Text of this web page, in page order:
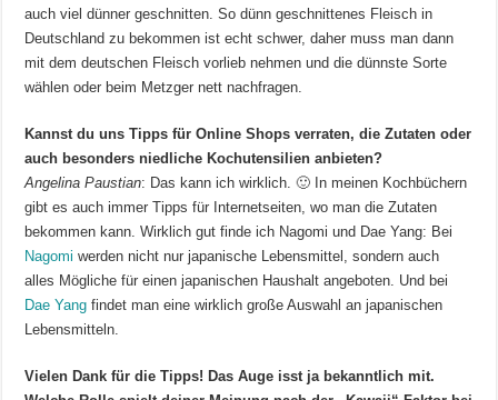
auch viel dünner geschnitten. So dünn geschnittenes Fleisch in
Deutschland zu bekommen ist echt schwer, daher muss man dann
mit dem deutschen Fleisch vorlieb nehmen und die dünnste Sorte
wählen oder beim Metzger nett nachfragen.
Kannst du uns Tipps für Online Shops verraten, die Zutaten oder
auch besonders niedliche Kochutensilien anbieten?
Angelina Paustian: Das kann ich wirklich. 🙂 In meinen Kochbüchern
gibt es auch immer Tipps für Internetseiten, wo man die Zutaten
bekommen kann. Wirklich gut finde ich Nagomi und Dae Yang: Bei
Nagomi werden nicht nur japanische Lebensmittel, sondern auch
alles Mögliche für einen japanischen Haushalt angeboten. Und bei
Dae Yang findet man eine wirklich große Auswahl an japanischen
Lebensmitteln.
Vielen Dank für die Tipps! Das Auge isst ja bekanntlich mit.